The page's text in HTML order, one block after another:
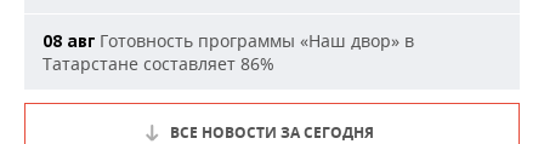
08 авг Готовность программы «Наш двор» в
Татарстане составляет 86%
ВСЕ НОВОСТИ ЗА СЕГОДНЯ